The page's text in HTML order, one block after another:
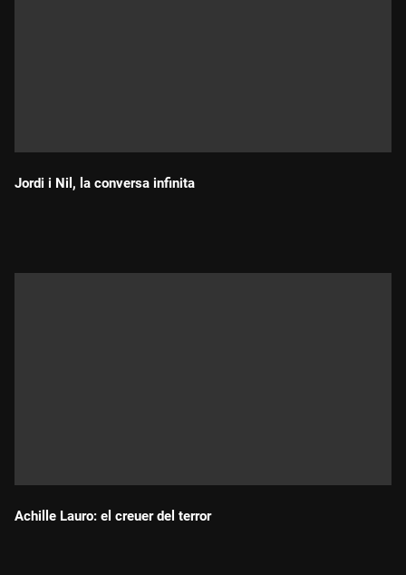
Jordi i Nil, la conversa infinita
Achille Lauro: el creuer del terror